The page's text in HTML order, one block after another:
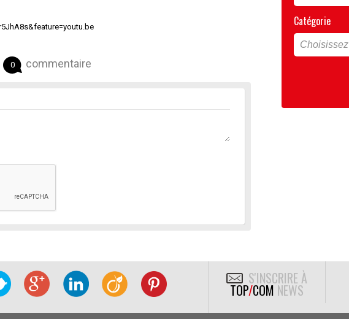
0 commentaire
Catégorie
S'INSCRIRE À
TOP/COM NEWS